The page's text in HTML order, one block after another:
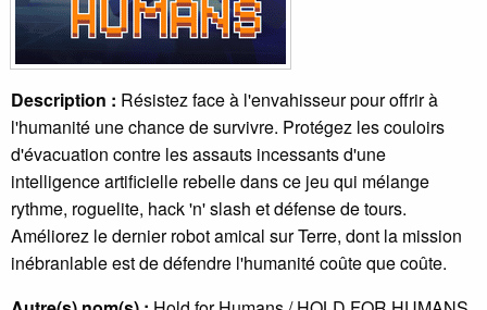
Description : Résistez face à l'envahisseur pour offrir à
l'humanité une chance de survivre. Protégez les couloirs
d'évacuation contre les assauts incessants d'une
intelligence artificielle rebelle dans ce jeu qui mélange
rythme, roguelite, hack 'n' slash et défense de tours.
Améliorez le dernier robot amical sur Terre, dont la mission
inébranlable est de défendre l'humanité coûte que coûte.